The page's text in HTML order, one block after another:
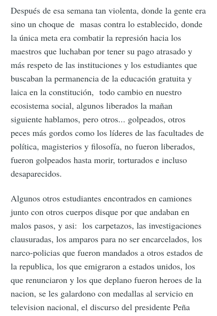
Después de esa semana tan violenta, donde la gente era
sino un choque de masas contra lo establecido, donde
la única meta era combatir la represión hacia los
maestros que luchaban por tener su pago atrasado y
más respeto de las instituciones y los estudiantes que
buscaban la permanencia de la educación gratuita y
laica en la constitución, todo cambio en nuestro
ecosistema social, algunos liberados la mañan
siguiente hablamos, pero otros... golpeados, otros
peces más gordos como los líderes de las facultades de
política, magisterios y filosofía, no fueron liberados,
fueron golpeados hasta morir, torturados e incluso
desaparecidos.
Algunos otros estudiantes encontrados en camiones
junto con otros cuerpos disque por que andaban en
malos pasos, y asi: los carpetazos, las investigaciones
clausuradas, los amparos para no ser encarcelados, los
narco-policias que fueron mandados a otros estados de
la republica, los que emigraron a estados unidos, los
que renunciaron y los que deplano fueron heroes de la
nacion, se les galardono con medallas al servicio en
television nacional, el discurso del presidente Peña